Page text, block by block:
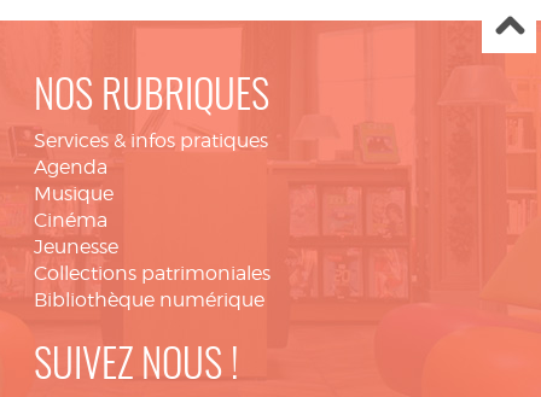
NOS RUBRIQUES
Services & infos pratiques
Agenda
Musique
Cinéma
Jeunesse
Collections patrimoniales
Bibliothèque numérique
SUIVEZ NOUS !